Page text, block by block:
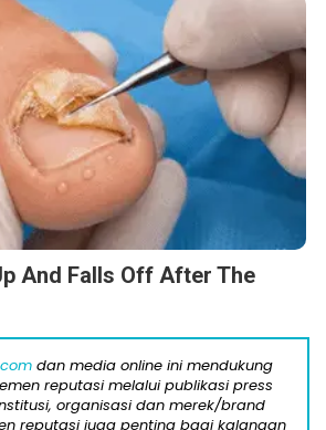
And Falls Off After The
dan media online ini mendukung
reputasi melalui publikasi press
organisasi dan merek/brand
reputasi juga penting bagi kalangan